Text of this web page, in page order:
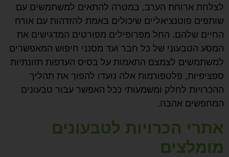
לצלחת ארוחת הערב, במטרה להתאים למשתמשים עם
שותפים פוטנציאליים שיכולים באמת להזדהות עם אורח
החיים שלהם. החל מפרופילים מפורטים המדגישים את
המסע הטבעוני של כל חבר ועד מסנני חיפוש המאפשרים
למשתמשים לצמצם התאמות על בסיס העדפות תזונתיות
ספציפיות, פלטפורמות אלה נועדו להפוך את תהליך
ההכרויות לחלק ומשמעותי ככל האפשר עבור טבעונים
המחפשים אהבה.
אתרי הכרויות לטבעונים
מומלצים